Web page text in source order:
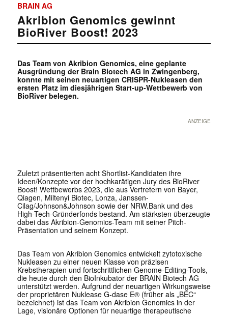
BRAIN AG
Akribion Genomics gewinnt
BioRiver Boost! 2023
Das Team von Akribion Genomics, eine geplante
Ausgründung der Brain Biotech AG in Zwingenberg,
konnte mit seinen neuartigen CRISPR-Nukleasen den
ersten Platz im diesjährigen Start-up-Wettbewerb von
BioRiver belegen.
ANZEIGE
Zuletzt präsentierten acht Shortlist-Kandidaten ihre
Ideen/Konzepte vor der hochkarätigen Jury des BioRiver
Boost! Wettbewerbs 2023, die aus Vertretern von Bayer,
Qiagen, Miltenyi Biotec, Lonza, Janssen-
Cilag/Johnson&Johnson sowie der NRW.Bank und des
High-Tech-Gründerfonds bestand. Am stärksten überzeugte
dabei das Akribion-Genomics-Team mit seiner Pitch-
Präsentation und seinem Konzept.
Das Team von Akribion Genomics entwickelt zytotoxische
Nukleasen zu einer neuen Klasse von präzisen
Krebstherapien und fortschrittlichen Genome-Editing-Tools,
die heute durch den BioInkubator der BRAIN Biotech AG
unterstützt werden. Aufgrund der neuartigen Wirkungsweise
der proprietären Nuklease G-dase E® (früher als „BEC“
bezeichnet) ist das Team von Akribion Genomics in der
Lage, visionäre Optionen für neuartige therapeutische